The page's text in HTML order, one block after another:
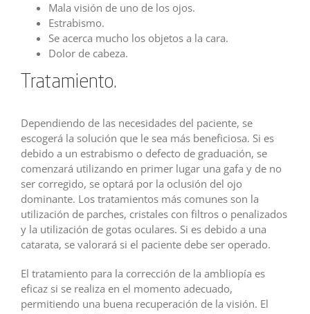
Mala visión de uno de los ojos.
Estrabismo.
Se acerca mucho los objetos a la cara.
Dolor de cabeza.
Tratamiento.
Dependiendo de las necesidades del paciente, se
escogerá la solución que le sea más beneficiosa. Si es
debido a un estrabismo o defecto de graduación, se
comenzará utilizando en primer lugar una gafa y de no
ser corregido, se optará por la oclusión del ojo
dominante. Los tratamientos más comunes son la
utilización de parches, cristales con filtros o penalizados
y la utilización de gotas oculares. Si es debido a una
catarata, se valorará si el paciente debe ser operado.
El tratamiento para la corrección de la ambliopía es
eficaz si se realiza en el momento adecuado,
permitiendo una buena recuperación de la visión. El